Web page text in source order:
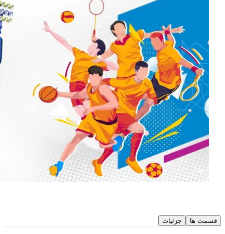
قسمت ها جزئیات